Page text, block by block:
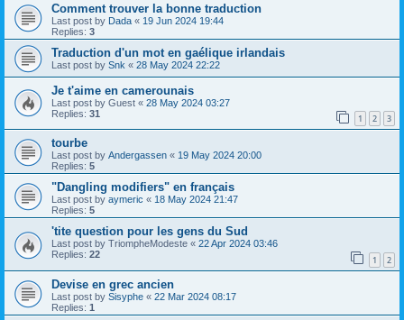
Comment trouver la bonne traduction
Last post by Dada « 19 Jun 2024 19:44
Replies: 3
Traduction d'un mot en gaélique irlandais
Last post by Snk « 28 May 2024 22:22
Je t'aime en camerounais
Last post by Guest « 28 May 2024 03:27
Replies: 31 1 2 3
tourbe
Last post by Andergassen « 19 May 2024 20:00
Replies: 5
"Dangling modifiers" en français
Last post by aymeric « 18 May 2024 21:47
Replies: 5
'tite question pour les gens du Sud
Last post by TriompheModeste « 22 Apr 2024 03:46
Replies: 22 1 2
Devise en grec ancien
Last post by Sisyphe « 22 Mar 2024 08:17
Replies: 1